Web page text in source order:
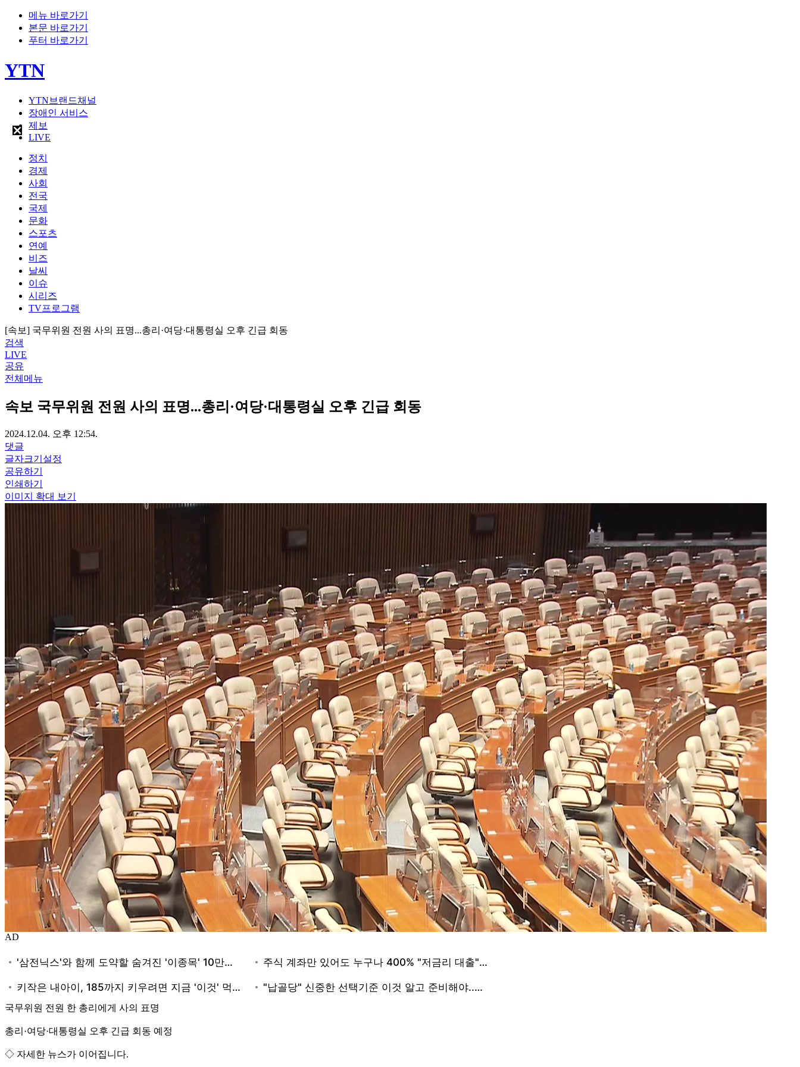
메뉴 바로가기
본문 바로가기
푸터 바로가기
YTN
YTN브랜드채널
장애인 서비스
제보
LIVE
정치
경제
사회
전국
국제
문화
스포츠
연예
비즈
날씨
이슈
시리즈
TV프로그램
[속보] 국무위원 전원 사의 표명...총리·여당·대통령실 오후 긴급 회동
검색
LIVE
공유
전체메뉴
속보 국무위원 전원 사의 표명...총리·여당·대통령실 오후 긴급 회동
2024.12.04. 오후 12:54.
댓글
글자크기설정
공유하기
인쇄하기
이미지 확대 보기
AD
국무위원 전원 한 총리에게 사의 표명
총리·여당·대통령실 오후 긴급 회동 예정
◇ 자세한 뉴스가 이어집니다.